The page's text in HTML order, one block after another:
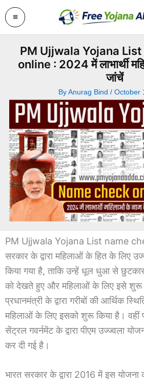
Skip
to
content
PM Ujjwala Yojana
online : 2024 में लाभार्थी
जांचें
ByAnurag Bind / October
PM Ujjwala Yojana List name
सरकार के द्वारा महिलाओं के हित के लिए
किया गया है, ताकि उन्हें धूल धुआ से
को देखते हुए और महिलाओं के लिए इसे शुरू
प्रधानमंत्री के द्वारा गरीबों की आर्थिक
महिलाओं के लिए इसको शुरू किया है। वहीं
सेंट्रल गवर्नमेंट के द्वारा पीएम उज्ज्वला
कर दी गई है।
भारत सरकार के द्वारा 2016 में इस योजना